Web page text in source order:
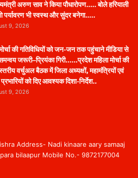
अरुण साव ने किया पौधारोपण….. बोले हरियाली
पर्यावरण भी स्वस्थ और सुंदर बनेगा…..
9, 2026
की गतिविधियों को जन-जन तक पहुंचाने मीडिया से
जरूरी–प्रियंका गिरी……प्रदेश महिला मोर्चा की
वर्चुअल बैठक में जिला अध्यक्षों, महामंत्रियों एवं
प्रभारियों को दिए आवश्यक दिशा-निर्देश..
9, 2026
Address- Nadi kinaare aary samaaj
bilaapur Mobile No.- 9872177004